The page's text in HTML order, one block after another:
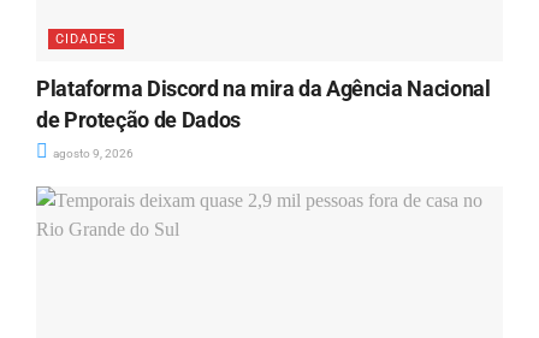
CIDADES
Plataforma Discord na mira da Agência Nacional
de Proteção de Dados
agosto 9, 2026